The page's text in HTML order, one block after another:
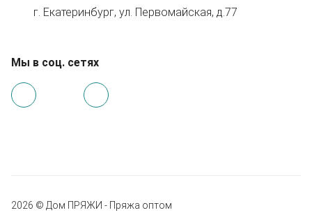
г. Екатеринбург, ул. Первомайская, д.77
Мы в соц. сетях
2026 © Дом ПРЯЖИ - Пряжа оптом